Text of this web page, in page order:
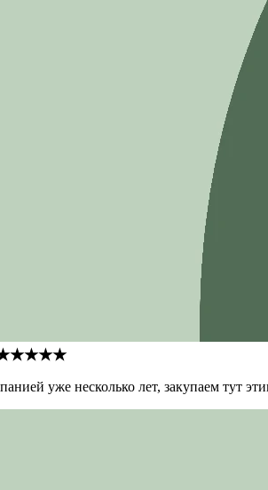
уже несколько лет, закупаем тут